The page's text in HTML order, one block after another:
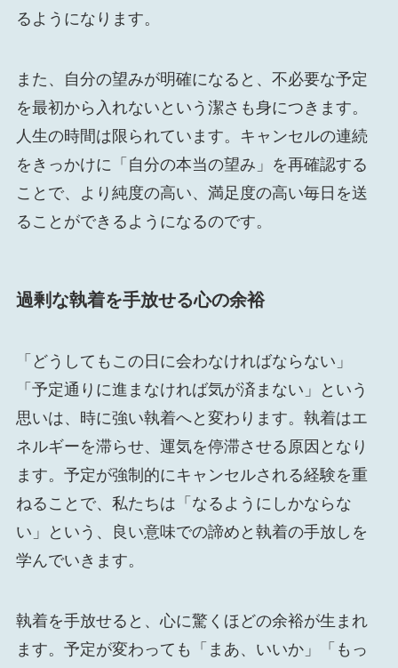
るようになります。
また、自分の望みが明確になると、不必要な予定
を最初から入れないという潔さも身につきます。
人生の時間は限られています。キャンセルの連続
をきっかけに「自分の本当の望み」を再確認する
ことで、より純度の高い、満足度の高い毎日を送
ることができるようになるのです。
過剰な執着を手放せる心の余裕
「どうしてもこの日に会わなければならない」
「予定通りに進まなければ気が済まない」という
思いは、時に強い執着へと変わります。執着はエ
ネルギーを滞らせ、運気を停滞させる原因となり
ます。予定が強制的にキャンセルされる経験を重
ねることで、私たちは「なるようにしかならな
い」という、良い意味での諦めと執着の手放しを
学んでいきます。
執着を手放せると、心に驚くほどの余裕が生まれ
ます。予定が変わっても「まあ、いいか」「もっ